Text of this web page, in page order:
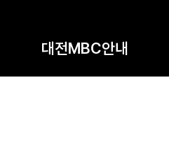
대전MBC안내